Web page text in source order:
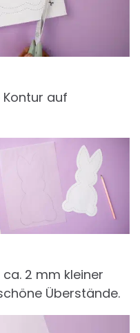
auf
2 mm kleiner
Überstände.